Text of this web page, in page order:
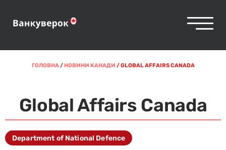
ГОЛОВНА/НОВИНИ КАНАДИ /GLOBAL AFFAIRS CANADA
Global Affairs Canada
Department of National Defence